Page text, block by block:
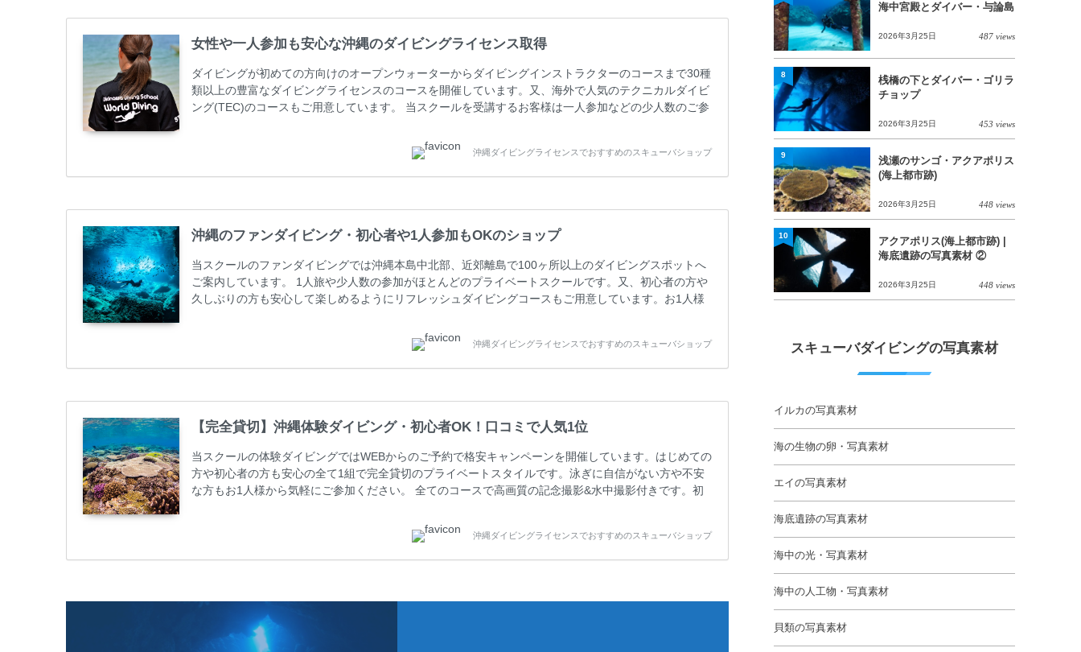
女性や一人参加も安心な沖縄のダイビングライセンス取得
ダイビングが初めての方向けのオープンウォーターからダイビングインストラクターのコースまで30種
類以上の豊富なダイビングライセンスのコースを開催しています。又、海外で人気のテクニカルダイビ
ング(TEC)のコースもご用意しています。 当スクールを受講するお客様は一人参加などの少人数のご参
ス取得コースは年間を通じてキャンペーンを行っています。 ベーシックダイバー(Cカード) 1日間+eラ
ーニング 最安値キャンペーン ￥22800(税込) ￥16800(税込) 器材 / 送迎 / 保険 / 全て込み ダイビン
グ...
沖縄ダイビングライセンスでおすすめのスキューバショップ
沖縄のファンダイビング・初心者や1人参加もOKのショップ
当スクールのファンダイビングでは沖縄本島中北部、近郊離島で100ヶ所以上のダイビングスポットへ
ご案内しています。 1人旅や少人数の参加がほとんどのプライベートスクールです。又、初心者の方や
久しぶりの方も安心して楽しめるようにリフレッシュダイビングコースもご用意しています。お1人様
ンダイビングのリピーター様はファンダイビングの全てのコース費が10%OFF、フル器材レンタルが
50%OFFになります。 沖縄本島周辺ビーチ・ファンダイビング ￥13800(税込)【 2ビーチ 】 ウエイ
ト / タンク / 送迎...
沖縄ダイビングライセンスでおすすめのスキューバショップ
【完全貸切】沖縄体験ダイビング・初心者OK！口コミで人気1位
当スクールの体験ダイビングではWEBからのご予約で格安キャンペーンを開催しています。はじめての
方や初心者の方も安心の全て1組で完全貸切のプライベートスタイルです。泳ぎに自信がない方や不安
な方もお1人様から気軽にご参加ください。 全てのコースで高画質の記念撮影&水中撮影付きです。初
ビング 格安キャンペーン！！￥16800 ￥11800(税込) 器材 / 送迎 / 保険 / 全て込み ダイビングがはじ
めての方や初心者でも気軽に体験できる半日のコース。沖縄本島のビーチからのんびりダイビングを楽
しめます...
沖縄ダイビングライセンスでおすすめのスキューバショップ
海中宮殿とダイバー・与論島
2026年3月25日 487 views
桟橋の下とダイバー・ゴリラ
チョップ
2026年3月25日 453 views
8
浅瀬のサンゴ・アクアポリス
(海上都市跡)
2026年3月25日 448 views
9
アクアポリス(海上都市跡) |
海底遺跡の写真素材 ②
2026年3月25日 448 views
10
スキューバダイビングの写真素材
イルカの写真素材
海の生物の卵・写真素材
エイの写真素材
海底遺跡の写真素材
海中の光・写真素材
海中の人工物・写真素材
貝類の写真素材